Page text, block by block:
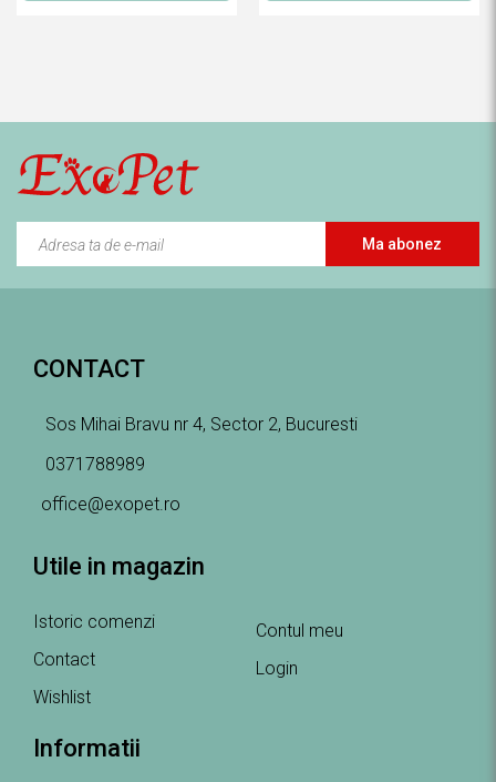
Ma abonez
CONTACT
Sos Mihai Bravu nr 4, Sector 2, Bucuresti
0371788989
office@exopet.ro
Utile in magazin
Istoric comenzi
Contact
Wishlist
Contul meu
Login
Informatii